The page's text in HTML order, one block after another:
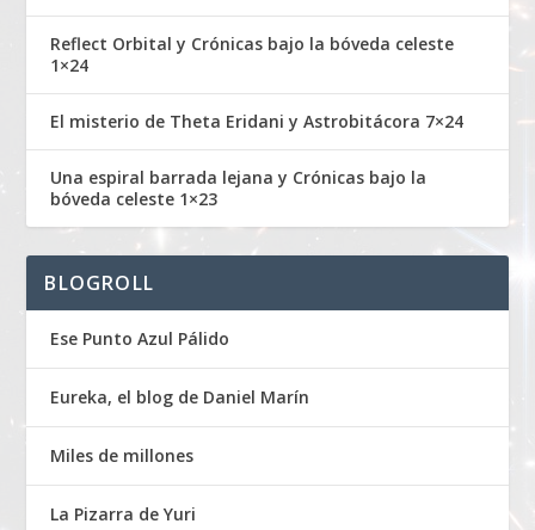
Reflect Orbital y Crónicas bajo la bóveda celeste
1×24
El misterio de Theta Eridani y Astrobitácora 7×24
Una espiral barrada lejana y Crónicas bajo la
bóveda celeste 1×23
BLOGROLL
Ese Punto Azul Pálido
Eureka, el blog de Daniel Marín
Miles de millones
La Pizarra de Yuri